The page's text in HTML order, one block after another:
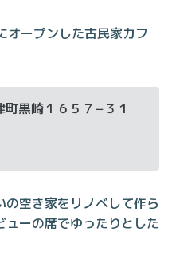
ープンした古民家カフ
町黒崎１６５７−３１
空き家をリノベして作ら
ーの席でゆったりとした